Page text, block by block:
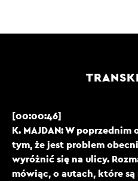
[00:00:46]
K. MAJDAN: W
tym, że jest problem
wyróżnić się na ulicy.
mówiąc, o autach, które są